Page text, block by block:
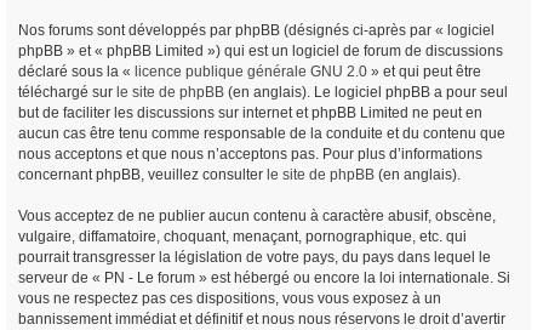
Nos forums sont développés par phpBB (désignés ci-après par « logiciel
phpBB » et « phpBB Limited ») qui est un logiciel de forum de discussions
déclaré sous la « licence publique générale GNU 2.0 » et qui peut être
téléchargé sur le site de phpBB (en anglais). Le logiciel phpBB a pour seul
but de faciliter les discussions sur internet et phpBB Limited ne peut en
aucun cas être tenu comme responsable de la conduite et du contenu que
nous acceptons et que nous n’acceptons pas. Pour plus d’informations
concernant phpBB, veuillez consulter le site de phpBB (en anglais).
Vous acceptez de ne publier aucun contenu à caractère abusif, obscène,
vulgaire, diffamatoire, choquant, menaçant, pornographique, etc. qui
pourrait transgresser la législation de votre pays, du pays dans lequel le
serveur de « PN - Le forum » est hébergé ou encore la loi internationale. Si
vous ne respectez pas ces dispositions, vous vous exposez à un
bannissement immédiat et définitif et nous nous réservons le droit d’avertir